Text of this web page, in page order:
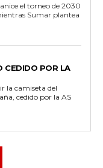
el torneo de 2030
Sumar plantea
CEDIDO POR LA
la camiseta del
cedido por la AS